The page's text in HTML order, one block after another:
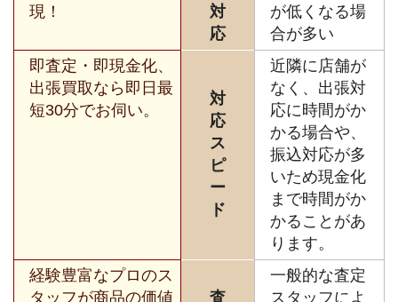
現！
対
応
が低くなる場
合が多い
即査定・即現金化、
出張買取なら即日最
短30分でお伺い。
対
応
ス
ピ
ー
ド
近隣に店舗が
なく、出張対
応に時間がか
かる場合や、
振込対応が多
いため現金化
まで時間がか
かることがあ
ります。
経験豊富なプロのス
タッフが商品の価値
査
一般的な査定
スタッフによ